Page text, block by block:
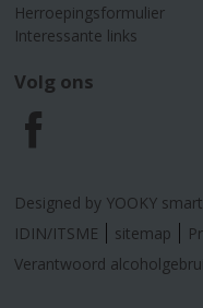
Herroepingsformulier
Interessante links
Volg ons
F
a
c
Designed by YOOKY
IDIN/ITSME
sitemap
Verantwoord